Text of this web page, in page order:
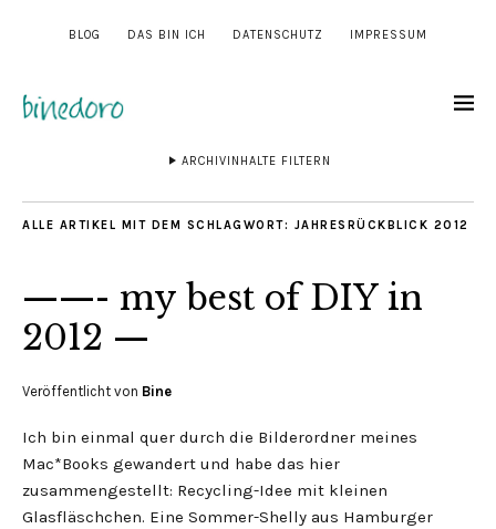
BLOG DAS BIN ICH DATENSCHUTZ IMPRESSUM
ARCHIVINHALTE FILTERN
ALLE ARTIKEL MIT DEM SCHLAGWORT: JAHRESRÜCKBLICK 2012
——- my best of DIY in
2012 —
Veröffentlicht von Bine
Ich bin einmal quer durch die Bilderordner meines
Mac*Books gewandert und habe das hier
zusammengestellt: Recycling-Idee mit kleinen
Glasfläschchen. Eine Sommer-Shelly aus Hamburger